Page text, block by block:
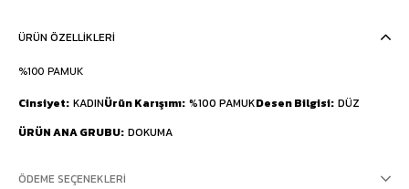
ÜRÜN ÖZELLIKLERI
%100 PAMUK
Cinsiyet KADINÜrün Karışımı %100 PAMUKDesen Bilgisi DÜZ
ÜRÜN ANA GRUBU DOKUMA
ÖDEME SEÇENEKLERI